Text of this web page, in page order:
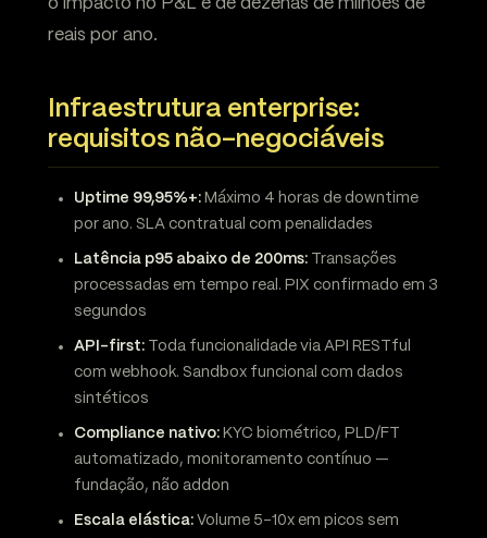
o impacto no P&L é de dezenas de milhões de
reais por ano.
Infraestrutura enterprise:
requisitos não-negociáveis
Uptime 99,95%+: Máximo 4 horas de downtime
por ano. SLA contratual com penalidades
Latência p95 abaixo de 200ms: Transações
processadas em tempo real. PIX confirmado em 3
segundos
API-first: Toda funcionalidade via API RESTful
com webhook. Sandbox funcional com dados
sintéticos
Compliance nativo: KYC biométrico, PLD/FT
automatizado, monitoramento contínuo —
fundação, não addon
Escala elástica: Volume 5-10x em picos sem